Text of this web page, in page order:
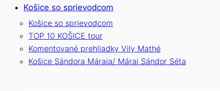
Košice so sprievodcom
Košice so sprievodcom
TOP 10 KOŠICE tour
Komentované prehliadky Vily Mathé
Košice Sándora Máraia/ Márai Sándor Séta